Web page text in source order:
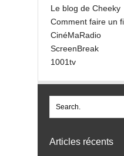
Le blog de Cheeky
Comment faire un
CinéMaRadio
ScreenBreak
1001tv
Articles récents